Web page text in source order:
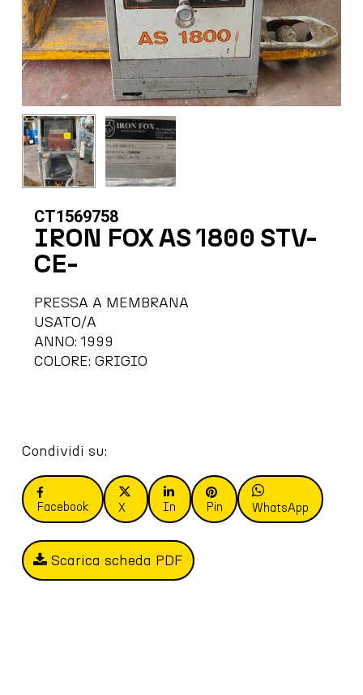
CT1569758
IRON FOX AS 1800 STV-
CE-
PRESSA A MEMBRANA
USATO/A
ANNO: 1999
COLORE: GRIGIO
Condividi su:
Facebook X In Pin WhatsApp
Scarica scheda PDF